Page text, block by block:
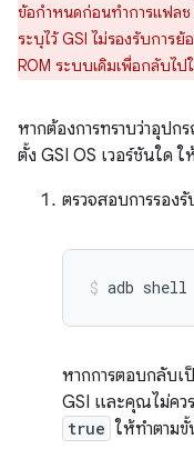
ข้อกำหนดก่อนทำการแฟล
ระบุไว้ GSI ไม่รองรับการ
ROM ระบบเดิมเพื่อกลับไป
หากต้องการทราบว่าอุป
ตั้ง GSI OS เวอร์ชันใด
ตรวจสอบการรอง
adb shell
หากการตอบกลับเ
GSI และคุณไม่คว
true ให้ทำตาม